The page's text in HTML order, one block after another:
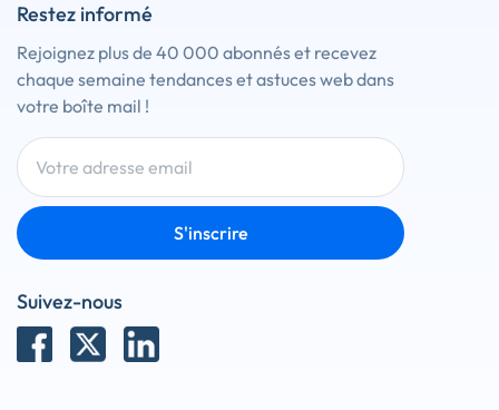
Restez informé
Rejoignez plus de 40 000 abonnés et recevez
chaque semaine tendances et astuces web dans
votre boîte mail !
S'inscrire
Suivez-nous